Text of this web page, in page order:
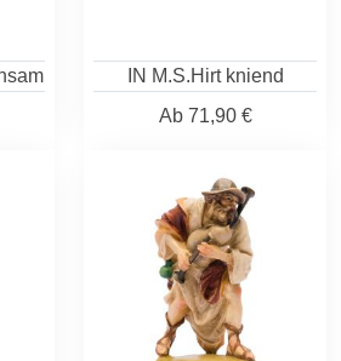
IN M.S.Hirt kniend
Ab71,90 €